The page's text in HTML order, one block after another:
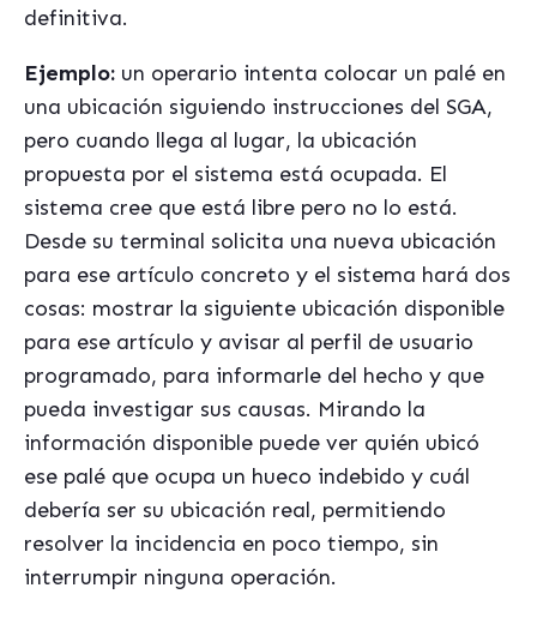
definitiva.
Ejemplo: un operario intenta colocar un palé en
una ubicación siguiendo instrucciones del SGA,
pero cuando llega al lugar, la ubicación
propuesta por el sistema está ocupada. El
sistema cree que está libre pero no lo está.
Desde su terminal solicita una nueva ubicación
para ese artículo concreto y el sistema hará dos
cosas: mostrar la siguiente ubicación disponible
para ese artículo y avisar al perfil de usuario
programado, para informarle del hecho y que
pueda investigar sus causas. Mirando la
información disponible puede ver quién ubicó
ese palé que ocupa un hueco indebido y cuál
debería ser su ubicación real, permitiendo
resolver la incidencia en poco tiempo, sin
interrumpir ninguna operación.